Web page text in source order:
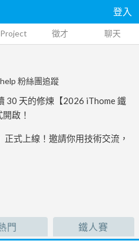
登入
徵才 聊天
粉絲團追蹤
30 天的修煉【2026 iThome 鐵
啟！
式上線！邀請你用技術交流，
門 鐵人賽